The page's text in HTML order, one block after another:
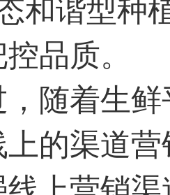
品质。
随着生
的渠道